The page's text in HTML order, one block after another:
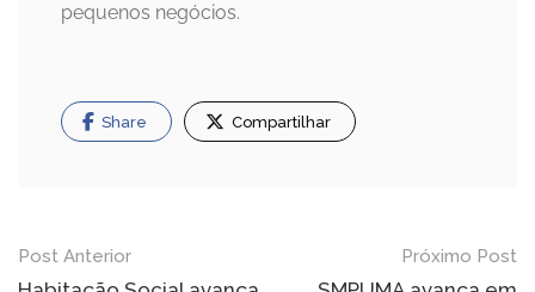
pequenos negócios.
Share Compartilhar
Navegação
Post Anterior Próximo Post